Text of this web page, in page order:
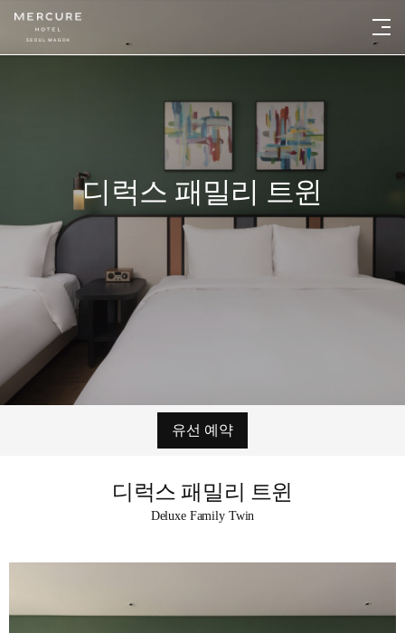
디럭스 패밀리 트윈
유선 예약
디럭스 패밀리 트윈
Deluxe Family Twin